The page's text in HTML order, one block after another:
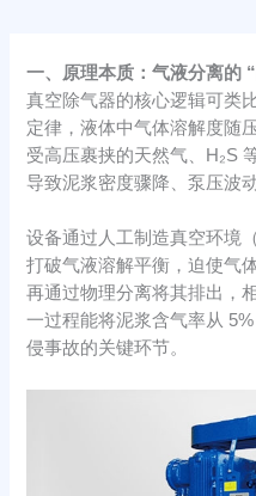
一、原理本质：气液分离的
真空除气器的核心逻辑可类
定律，液体中气体溶解度随
受高压裹挟的天然气、H₂S
导致泥浆密度骤降、泵压波
设备通过人工制造真空环境
打破气液溶解平衡，迫使气
再通过物理分离将其排出，
一过程能将泥浆含气率从
侵事故的关键环节。​